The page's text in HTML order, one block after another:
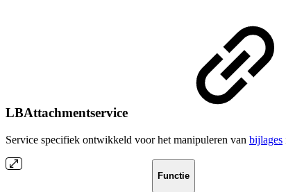
LBAttachmentservice
Service specifiek ontwikkeld voor het manipuleren van bijlages
Functie